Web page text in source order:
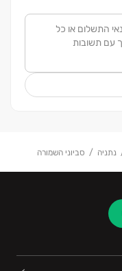
נתניה סביוני השמורה